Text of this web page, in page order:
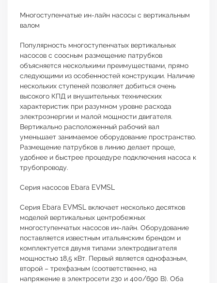
Многоступенчатые ин-лайн насосы с вертикальным
валом
Популярность многоступенчатых вертикальных
насосов с соосным размещение патрубков
объясняется несколькими преимуществами, прямо
следующими из особенностей конструкции. Наличие
нескольких ступеней позволяет добиться очень
высокого КПД и внушительных технических
характеристик при разумном уровне расхода
электроэнергии и малой мощности двигателя.
Вертикально расположенный рабочий вал
уменьшает занимаемое оборудование пространство.
Размещение патрубков в линию делает проще,
удобнее и быстрее процедуре подключения насоса к
трубопроводу.
Серия насосов Ebara EVMSL
Серия Ebara EVMSL включает несколько десятков
моделей вертикальных центробежных
многоступенчатых насосов ин-лайн. Оборудование
поставляется известным итальянским брендом и
комплектуется двумя типами электродвигателя
мощностью 18,5 кВт. Первый является однофазным,
второй – трехфазным (соответственно, на
напряжение в электросети 230 и 400/690 В). Оба